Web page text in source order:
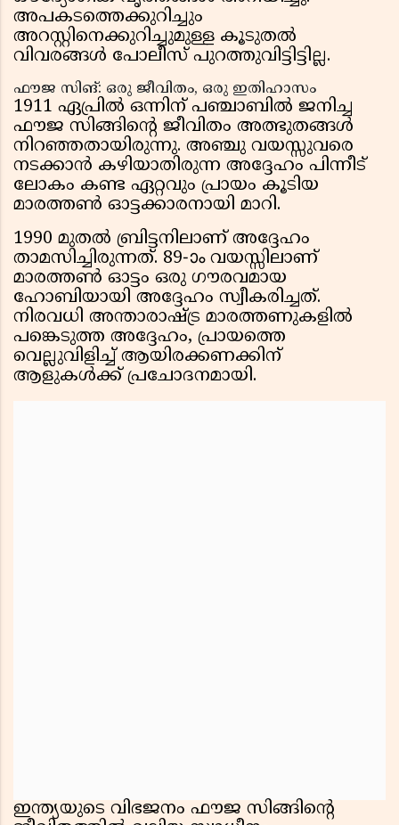
അപകടത്തെക്കുറിച്ചും
അറസ്റ്റിനെക്കുറിച്ചുമുള്ള കൂടുതൽ
വിവരങ്ങൾ പോലീസ് പുറത്തുവിട്ടിട്ടില്ല.
ഫൗജ സിങ്: ഒരു ജീവിതം, ഒരു ഇതിഹാസം
1911 ഏപ്രിൽ ഒന്നിന് പഞ്ചാബിൽ ജനിച്ച
ഫൗജ സിങ്ങിന്റെ ജീവിതം അത്ഭുതങ്ങൾ
നിറഞ്ഞതായിരുന്നു. അഞ്ചു വയസ്സുവരെ
നടക്കാൻ കഴിയാതിരുന്ന അദ്ദേഹം പിന്നീട്
ലോകം കണ്ട ഏറ്റവും പ്രായം കൂടിയ
മാരത്തൺ ഓട്ടക്കാരനായി മാറി.
1990 മുതൽ ബ്രിട്ടനിലാണ് അദ്ദേഹം
താമസിച്ചിരുന്നത്. 89-ാം വയസ്സിലാണ്
മാരത്തൺ ഓട്ടം ഒരു ഗൗരവമായ
ഹോബിയായി അദ്ദേഹം സ്വീകരിച്ചത്.
നിരവധി അന്താരാഷ്ട്ര മാരത്തണുകളിൽ
പങ്കെടുത്ത അദ്ദേഹം, പ്രായത്തെ
വെല്ലുവിളിച്ച് ആയിരക്കണക്കിന്
ആളുകൾക്ക് പ്രചോദനമായി.
ഇന്ത്യയുടെ വിഭജനം ഫൗജ സിങ്ങിന്റെ